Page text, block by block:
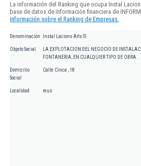
La información del Ranking que ocupa Instal
base de datos de información financiera de
información sobre el Ranking de Empresas.
Denominación Instal Lacions Arts Sl
Objeto Social
LA EXPLOTACION DEL NEGOCIO DE
FONTANERIA, EN CUALQUIER TIPO DE OBRA.
Domicilio
Social
Calle Cinca , 18
Localidad reus